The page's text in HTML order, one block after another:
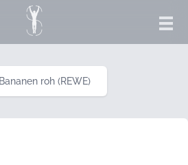
Bananen roh (REWE)